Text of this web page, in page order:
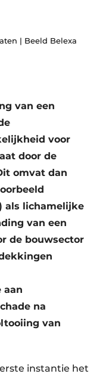
| Beeld Belexa
van een
voor
door de
omvat dan
als lichamelijke
van een
de bouwsector
aan
na
van
instantie het